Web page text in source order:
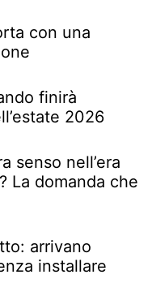
con una
finirà
2026
senso nell’era
La domanda che
arrivano
installare